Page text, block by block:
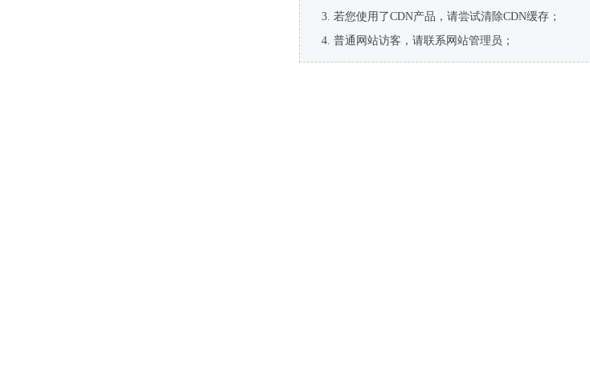
若您使用了CDN产品，请尝试清除CDN缓存；
普通网站访客，请联系网站管理员；